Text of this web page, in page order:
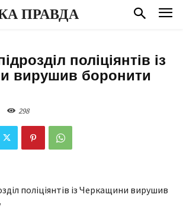
ПРАВДА
поліціянтів із
вирушив боронити
298